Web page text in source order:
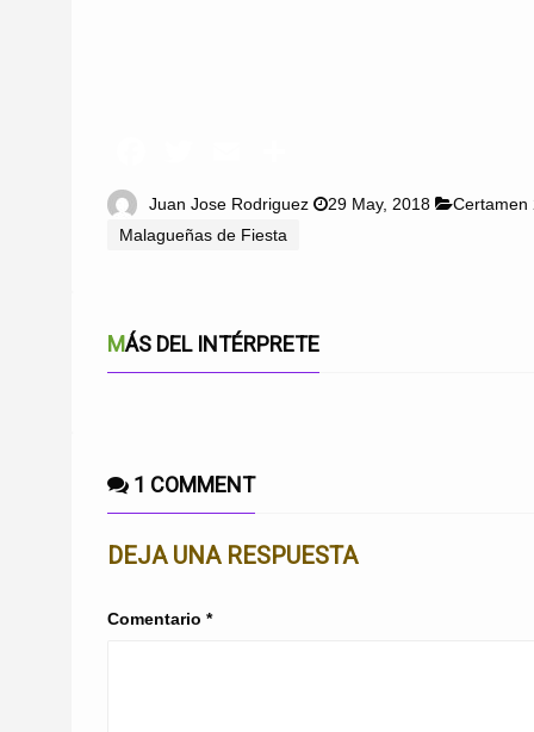
Juan Jose Rodriguez 29 May, 2018
Certamen
Malagueñas de Fiesta
MÁS DEL INTÉRPRETE
1 COMMENT
DEJA UNA RESPUESTA
Comentario *